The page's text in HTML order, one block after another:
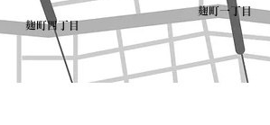
​麹町四丁目
​麹町一丁目